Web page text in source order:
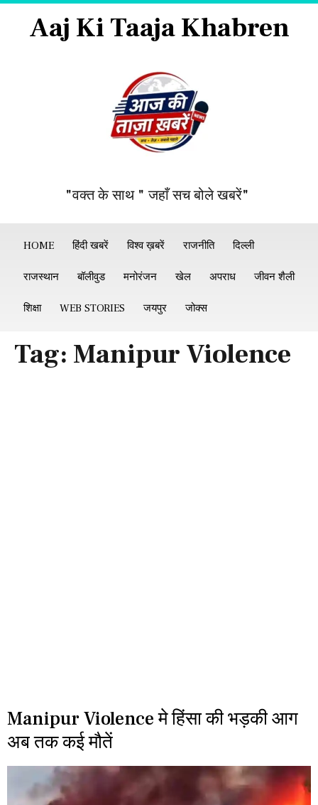
Aaj Ki Taaja Khabren
"वक्त के साथ " जहाँ सच बोले खबरें"
HOME हिंदी खबरें विश्व ख़बरें राजनीति दिल्ली
राजस्थान बॉलीवुड मनोरंजन खेल अपराध जीवन शैली
शिक्षा WEB STORIES जयपुर जोक्स
Tag: Manipur Violence
Manipur Violence मे हिंसा की भड़की आग
अब तक कई मौतें